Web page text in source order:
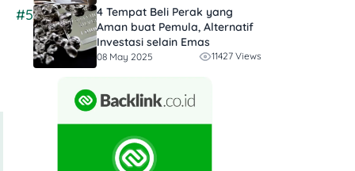
#5
4 Tempat Beli Perak yang
Aman buat Pemula, Alternatif
Investasi selain Emas
08 May 2025 11427 Views